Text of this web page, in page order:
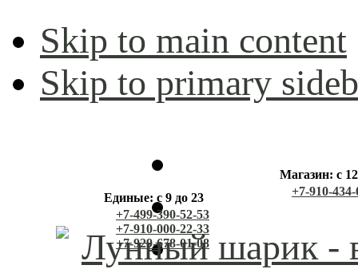
Skip to main content
Skip to primary
Единые: с 9 до 23
+7-499-390-52-53
+7-910-000-22-33
+7-929-678-01-08
Магазин: с
+7-910-